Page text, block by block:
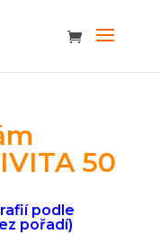
50
podle
pořadí)